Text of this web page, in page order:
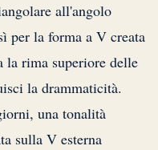
all'angolo
per la forma a V creata
la rima superiore delle
la drammaticità.
una tonalità
sulla V esterna